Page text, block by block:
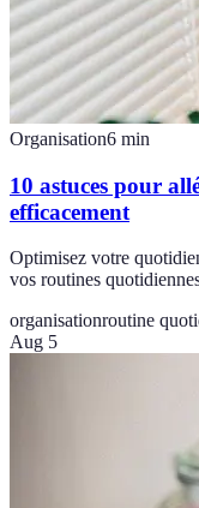
Organisation6 min
10 astuces pour
efficacement
Optimisez votre
vos routines
organisationroutine
Aug 5